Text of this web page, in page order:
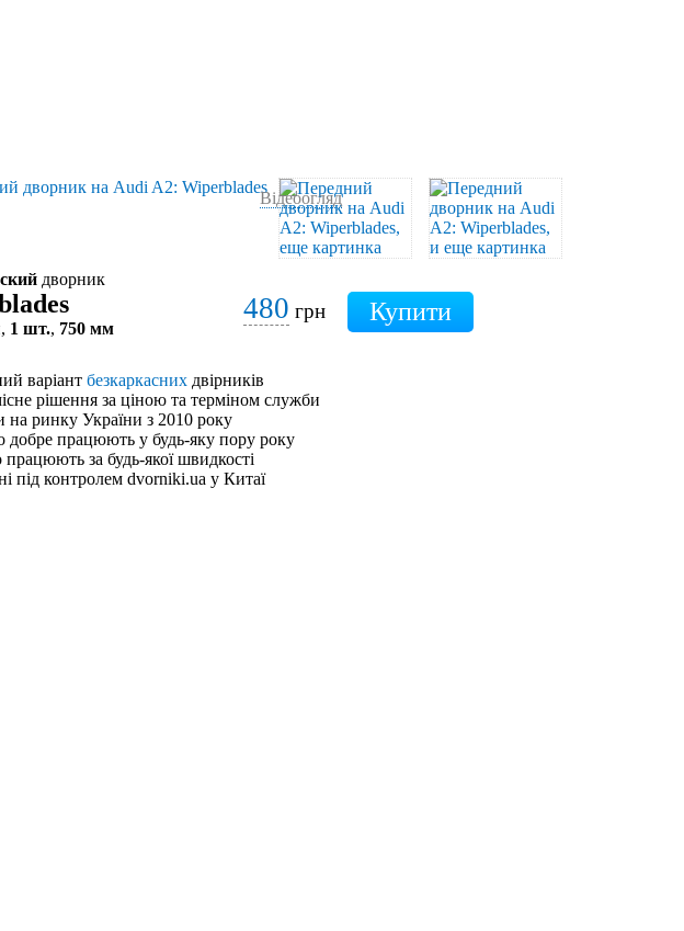
Відеоогляд
дворник
1 шт., 750 мм
480 грн
варіант безкаркасних двірників
рішення за ціною та терміном служби
на ринку України з 2010 року
добре працюють у будь-яку пору року
працюють за будь-якої швидкості
під контролем dvorniki.ua у Китаї